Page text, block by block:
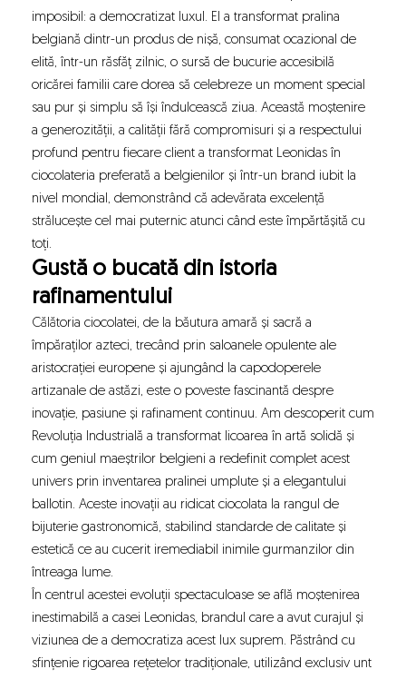
imposibil: a democratizat luxul. El a transformat pralina
belgiană dintr-un produs de nișă, consumat ocazional de
elită, într-un răsfăț zilnic, o sursă de bucurie accesibilă
oricărei familii care dorea să celebreze un moment special
sau pur și simplu să își îndulcească ziua. Această moștenire
a generozității, a calității fără compromisuri și a respectului
profund pentru fiecare client a transformat Leonidas în
ciocolateria preferată a belgienilor și într-un brand iubit la
nivel mondial, demonstrând că adevărata excelență
strălucește cel mai puternic atunci când este împărtășită cu
toți.
Gustă o bucată din istoria
rafinamentului
Călătoria ciocolatei, de la băutura amară și sacră a
împăraților azteci, trecând prin saloanele opulente ale
aristocrației europene și ajungând la capodoperele
artizanale de astăzi, este o poveste fascinantă despre
inovație, pasiune și rafinament continuu. Am descoperit cum
Revoluția Industrială a transformat licoarea în artă solidă și
cum geniul maeștrilor belgieni a redefinit complet acest
univers prin inventarea pralinei umplute și a elegantului
ballotin. Aceste inovații au ridicat ciocolata la rangul de
bijuterie gastronomică, stabilind standarde de calitate și
estetică ce au cucerit iremediabil inimile gurmanzilor din
întreaga lume.
În centrul acestei evoluții spectaculoase se află moștenirea
inestimabilă a casei Leonidas, brandul care a avut curajul și
viziunea de a democratiza acest lux suprem. Păstrând cu
sfințenie rigoarea rețetelor tradiționale, utilizând exclusiv unt